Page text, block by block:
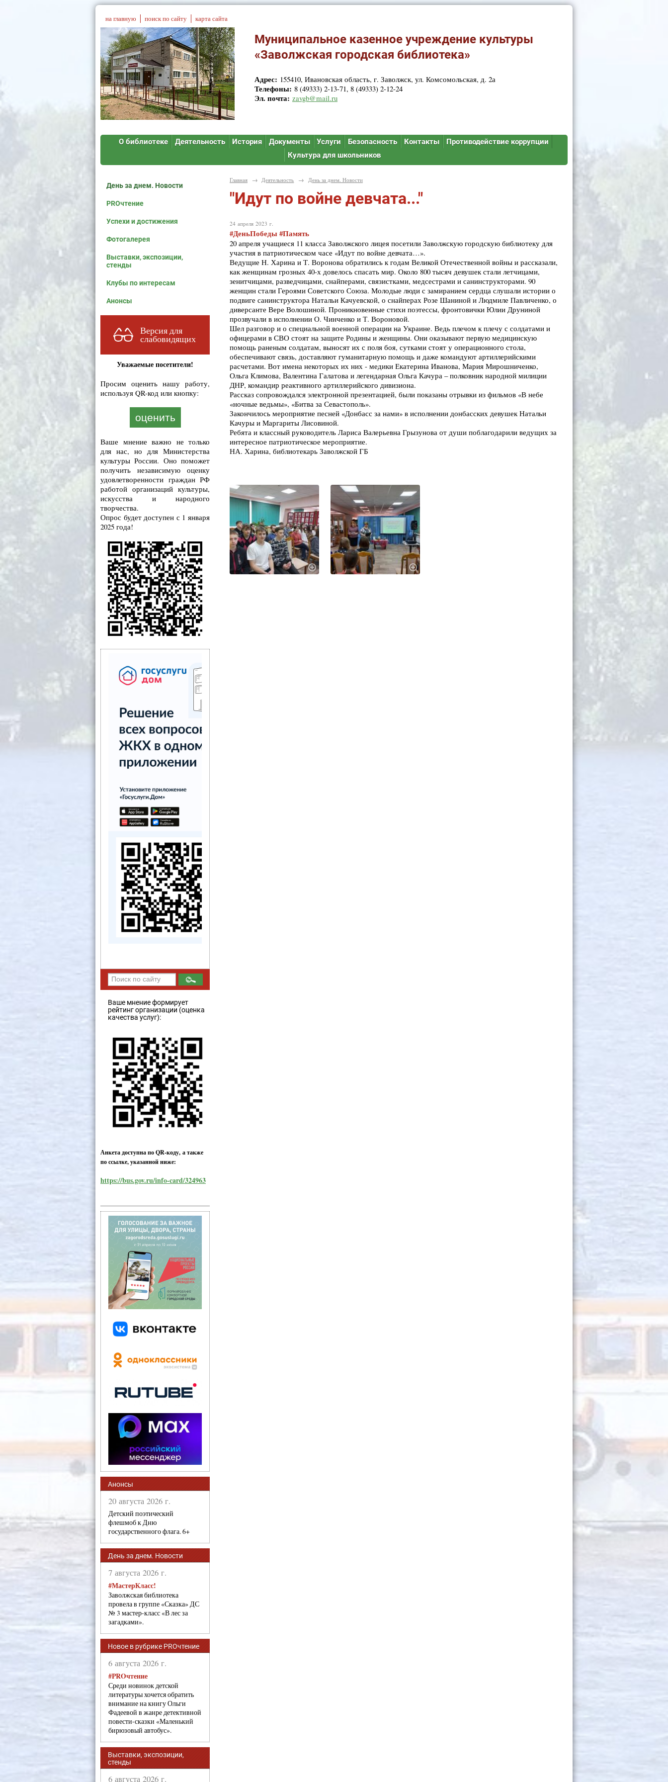
на главную поиск по сайту карта сайта
Муниципальное казенное учреждение культуры
«Заволжская городская библиотека»
Адрес: 155410, Ивановская область, г. Заволжск, ул. Комсомольская, д. 2а
Телефоны: 8 (49333) 2-13-71, 8 (49333) 2-12-24
Эл. почта: zavgb@mail.ru
О библиотеке Деятельность История Документы Услуги Безопасность Контакты
Противодействие коррупции
Культура для школьников
День за днем. Новости
PROчтение
Успехи и достижения
Фотогалерея
Выставки, экспозиции,
стенды
Клубы по интересам
Анонсы
Версия для
слабовидящих
Уважаемые посетители!
Просим оценить нашу работу,
используя QR-код или кнопку:
оценить
Ваше мнение важно не только
для нас, но для Министерства
культуры России. Оно поможет
получить независимую оценку
удовлетворенности граждан РФ
работой организаций культуры,
искусства и народного
творчества.
Опрос будет доступен с 1 января
2025 года!
Ваше мнение формирует
рейтинг организации (оценка
качества услуг):
Анкета доступна по QR-коду, а также
по ссылке, указанной ниже:
https://bus.gov.ru/info-card/324963
Анонсы
20 августа 2026 г.
Детский поэтический
флешмоб к Дню
государственного флага. 6+
День за днем. Новости
7 августа 2026 г.
#МастерКласс!
Заволжская библиотека
провела в группе «Сказка» ДС
№ 3 мастер-класс «В лес за
загадками».
Новое в рубрике PROчтение
6 августа 2026 г.
#PROчтение
Среди новинок детской
литературы хочется обратить
внимание на книгу Ольги
Фадеевой в жанре детективной
повести-сказки «Маленький
бирюзовый автобус».
Выставки, экспозиции,
стенды
6 августа 2026 г.
Главная → Деятельность → День за днем. Новости
"Идут по войне девчата..."
24 апреля 2023 г.
#ДеньПобеды #Память
20 апреля учащиеся 11 класса Заволжского лицея посетили Заволжскую городскую библиотеку для
участия в патриотическом часе «Идут по войне девчата…».
Ведущие Н. Харина и Т. Воронова обратились к годам Великой Отечественной войны и рассказали,
как женщинам грозных 40-х довелось спасать мир. Около 800 тысяч девушек стали летчицами,
зенитчицами, разведчицами, снайперами, связистками, медсестрами и санинструкторами. 90
женщин стали Героями Советского Союза. Молодые люди с замиранием сердца слушали истории о
подвиге санинструктора Натальи Качуевской, о снайперах Розе Шаниной и Людмиле Павличенко, о
диверсанте Вере Волошиной. Проникновенные стихи поэтессы, фронтовички Юлии Друниной
прозвучали в исполнении О. Чинченко и Т. Вороновой.
Шел разговор и о специальной военной операции на Украине. Ведь плечом к плечу с солдатами и
офицерами в СВО стоят на защите Родины и женщины. Они оказывают первую медицинскую
помощь раненым солдатам, выносят их с поля боя, сутками стоят у операционного стола,
обеспечивают связь, доставляют гуманитарную помощь и даже командуют артиллерийскими
расчетами. Вот имена некоторых их них - медики Екатерина Иванова, Мария Мирошниченко,
Ольга Климова, Валентина Галатова и легендарная Ольга Качура – полковник народной милиции
ДНР, командир реактивного артиллерийского дивизиона.
Рассказ сопровождался электронной презентацией, были показаны отрывки из фильмов «В небе
«ночные ведьмы», «Битва за Севастополь».
Закончилось мероприятие песней «Донбасс за нами» в исполнении донбасских девушек Натальи
Качуры и Маргариты Лисовиной.
Ребята и классный руководитель Лариса Валерьевна Грызунова от души поблагодарили ведущих за
интересное патриотическое мероприятие.
НА. Харина, библиотекарь Заволжской ГБ